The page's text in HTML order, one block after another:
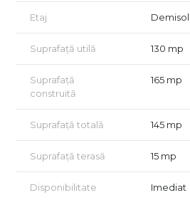
Etaj Demisol
Suprafață utilă 130 mp
Suprafață
construită
165 mp
Suprafață totală 145 mp
Suprafață terasă 15 mp
Disponibilitate Imediat